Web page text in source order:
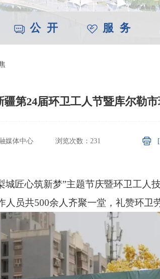
公 开 服 务
疆第24届环卫工人节暨库尔勒
媒体中心 浏览次数： 231
城匠心筑新梦”主题节庆暨环卫工
员共500余人齐聚一堂，礼赞环卫